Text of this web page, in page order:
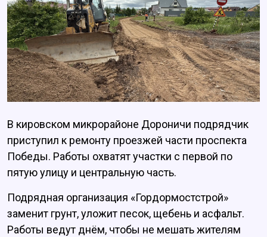
В кировском микрорайоне Дороничи подрядчик
приступил к ремонту проезжей части проспекта
Победы. Работы охватят участки с первой по
пятую улицу и центральную часть.
Подрядная организация «Гордормостстрой»
заменит грунт, уложит песок, щебень и асфальт.
Работы ведут днём, чтобы не мешать жителям